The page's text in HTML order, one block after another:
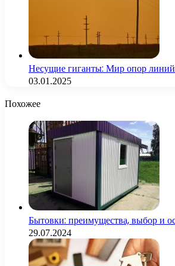
Несущие гиганты: Мир опор линий
03.01.2025
Похожее
Бытовки: преимущества, выбор и
29.07.2024